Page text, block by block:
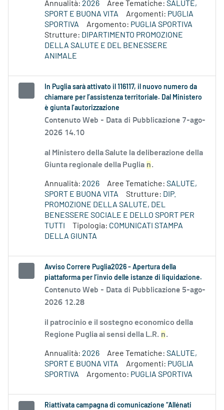
Annualità: 2026 Aree Tematiche: SALUTE,
SPORT E BUONA VITA
Argomenti: PUGLIA
SPORTIVA
Argomento: PUGLIA SPORTIVA
Strutture: DIPARTIMENTO PROMOZIONE
DELLA SALUTE E DEL BENESSERE
ANIMALE
In Puglia sarà attivato il 116117, il nuovo numero da
chiamare per l’assistenza territoriale. Dal Ministero
è giunta l’autorizzazione
Contenuto Web - Data di Pubblicazione 7-ago-
2026 14.10
al Ministero della Salute la deliberazione della
Giunta regionale della Puglia n.
Annualità: 2026 Aree Tematiche: SALUTE,
SPORT E BUONA VITA
Strutture: DIP.
PROMOZIONE DELLA SALUTE, DEL
BENESSERE SOCIALE E DELLO SPORT PER
TUTTI
Tipologia: COMUNICATI STAMPA
DELLA GIUNTA
Avviso Correre Puglia2026 - Apertura della
piattaforma per l’invio delle istanze di liquidazione.
Contenuto Web - Data di Pubblicazione 5-ago-
2026 12.28
il patrocinio e il sostegno economico della
Regione Puglia ai sensi della L.R. n.
Annualità: 2026 Aree Tematiche: SALUTE,
SPORT E BUONA VITA
Argomenti: PUGLIA
SPORTIVA
Argomento: PUGLIA SPORTIVA
Riattivata campagna di comunicazione “Allénati